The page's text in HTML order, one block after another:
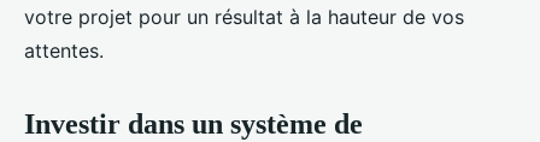
votre projet pour un résultat à la hauteur de vos
attentes.
Investir dans un système de